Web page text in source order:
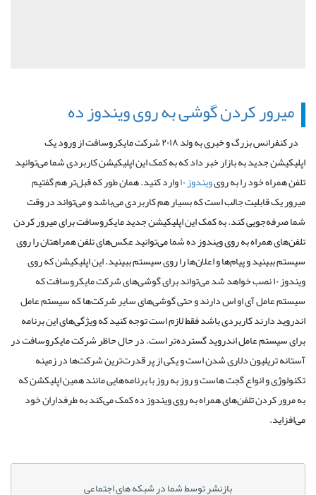
میرور کردن گوشی به روی ویندوز ده
در کنفرانس بزرگ و خبری به ولد ۲۰۱۸ شرکت مایکروسافت از ورود یک
اپلیکیشن جدید به بازار خبر داد که به کمک این اپلیکیشن کاربردی شما می‌توانید
تلفن همراه خود را به رویویندوز ۱۰ وارد کنید. همان طور که قبل‌تر هم گفتیم
میرور یک قابلیت جالب است که بسیار هم کاربردی می‌باشد و می‌تواند در وقت
شما صرفه‌جویی کند. به کمک این اپلیکیشن جدید مایکروسافت برای میرور کردن
تلفن‌های همراه به روی ویندوز ده شما می‌توانید عکس‌های تلفن همراهتان را روی
سیستم ببینید و پیام‌ها و اعلان‌ها را روی سیستم ببینید. این اپلیکیشن که روی
ویندوز ۱۰ نصب خواهد شد می‌تواند برای گوشی‌های شرکت مایکروسافت که
سیستم عامل آی او اس دارند و حتی گوشی‌های سایر شرکت‌ها که سیستم عامل
اندروید دارند کاربردی باشد فقط لازم است توجه کنید که ویژگی‌های این برنامه
برای سیستم عامل اندروید گسترده‌تر است. در حال حاظر شرکت مایکروسافت در
آستانه تریلیون دلاری شدن است و یکی از پر قدرت‌ترین شرکت‌ها در زمینه
تکنولوژی و انواع گجت هاست و روز به روز با برنامه‌هایی مانند همین اپلیکشن که
به مرور کردن تلفن‌های همراه به روی ویندوز ده کمک می‌کند به طرفداران خود
می‌افزاید.
بازنشر توسط شما در شبکه های اجتماعی